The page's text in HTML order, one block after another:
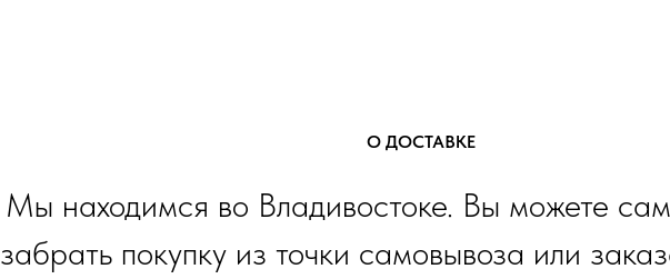
О ДОСТАВКЕ
Мы находимся во Владивостоке. Вы можете
забрать покупку из точки самовывоза или